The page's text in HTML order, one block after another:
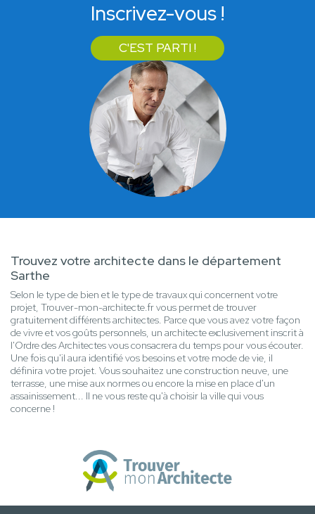
Inscrivez-vous !
C'EST PARTI !
Trouvez votre architecte dans le département
Sarthe
Selon le type de bien et le type de travaux qui concernent votre
projet, Trouver-mon-architecte.fr vous permet de trouver
gratuitement différents architectes. Parce que vous avez votre façon
de vivre et vos goûts personnels, un architecte exclusivement inscrit à
l'Ordre des Architectes vous consacrera du temps pour vous écouter.
Une fois qu'il aura identifié vos besoins et votre mode de vie, il
définira votre projet. Vous souhaitez une construction neuve, une
terrasse, une mise aux normes ou encore la mise en place d'un
assainissement... Il ne vous reste qu'à choisir la ville qui vous
concerne !